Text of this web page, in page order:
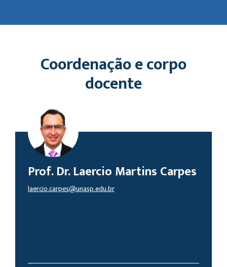
Coordenação e corpo
docente
Prof. Dr. Laercio Martins Carpes
laercio.carpes@unasp.edu.br